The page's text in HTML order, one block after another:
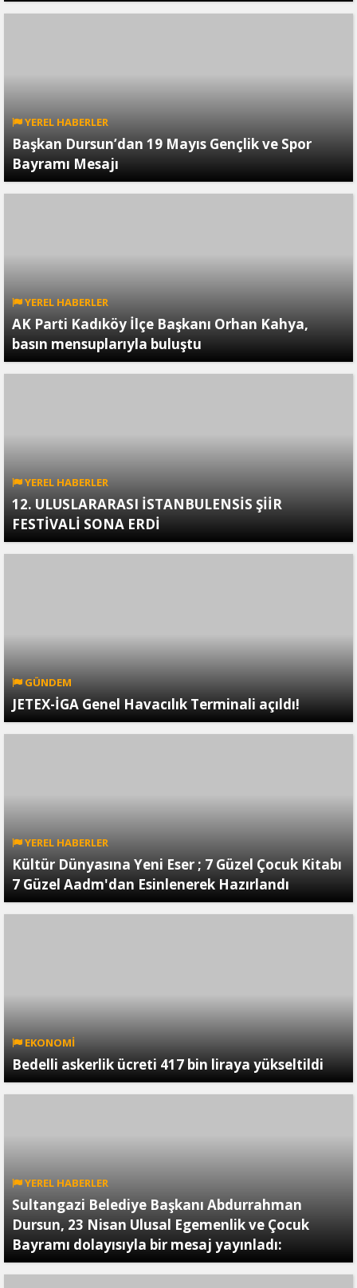
YEREL HABERLER
Başkan Dursun’dan 19 Mayıs Gençlik ve Spor
Bayramı Mesajı
YEREL HABERLER
AK Parti Kadıköy İlçe Başkanı Orhan Kahya,
basın mensuplarıyla buluştu
YEREL HABERLER
12. ULUSLARARASI İSTANBULENSİS ŞİİR
FESTİVALİ SONA ERDİ
GÜNDEM
JETEX-İGA Genel Havacılık Terminali açıldı!
YEREL HABERLER
Kültür Dünyasına Yeni Eser ; 7 Güzel Çocuk Kitabı
7 Güzel Aadm'dan Esinlenerek Hazırlandı
EKONOMİ
Bedelli askerlik ücreti 417 bin liraya yükseltildi
YEREL HABERLER
Sultangazi Belediye Başkanı Abdurrahman
Dursun, 23 Nisan Ulusal Egemenlik ve Çocuk
Bayramı dolayısıyla bir mesaj yayınladı: